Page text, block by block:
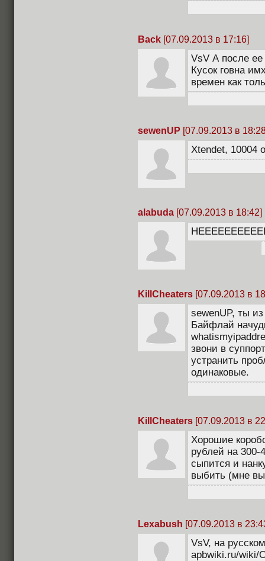
Back [07.09.2013 в 17:16]
VsV А после ее
Кусок говна
времен как
sewenUP [07.09.2013 в
Xtendet, 10004
alabuda [07.09.2013 в 18:42]
KillCheaters [07.09.2013 в
sewenUP, ты
Байфлай
звони в
устранить
одинаковые.
KillCheaters [07.09.2013 в
Хорошие
рублей на 300-
сыпится и
выбить (мне
Lexabush [07.09.2013 в
VsV, на
apbwiki.ru/wiki/